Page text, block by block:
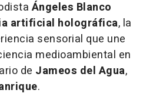
Ángeles Blanco
artificial holográfica, la
sensorial que une
medioambiental en
de Jameos del Agua,
.